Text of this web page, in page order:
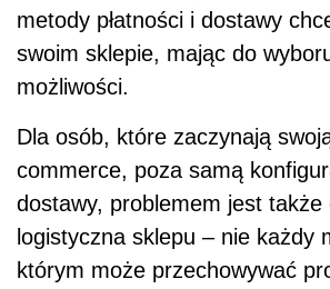
metody płatności i dostawy
swoim sklepie, mając do
możliwości.
Dla osób, które zaczynają
commerce, poza samą
dostawy, problemem jest także
logistyczna sklepu – nie każdy
którym może przechowywać